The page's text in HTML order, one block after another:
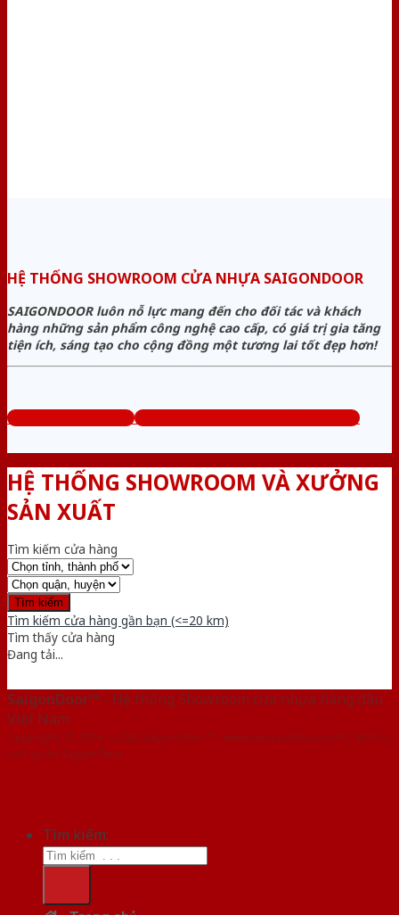
HỆ THỐNG SHOWROOM CỬA NHỰA SAIGONDOOR
SAIGONDOOR luôn nỗ lực mang đến cho đối tác và khách
hàng những sản phẩm công nghệ cao cấp, có giá trị gia tăng
tiện ích, sáng tạo cho cộng đồng một tương lai tốt đẹp hơn!
www.cuanhuago.com Tổng đài tư vấn miễn phí: 0824.400.400
HỆ THỐNG SHOWROOM VÀ XƯỞNG
SẢN XUẤT
Tìm kiếm cửa hàng
Tìm kiếm cửa hàng gần bạn (<=20 km)
Tìm thấy cửa hàng
Đang tải...
SaigonDoor™ - Hệ thống Showroom cửa nhựa hàng đầu
Việt Nam
Copyright ⓒ 2016 – 2026 SaigonDoor™ - www.bancuanhua.com | Đơn vị
chủ quản SaigonDoor
Tìm kiếm: